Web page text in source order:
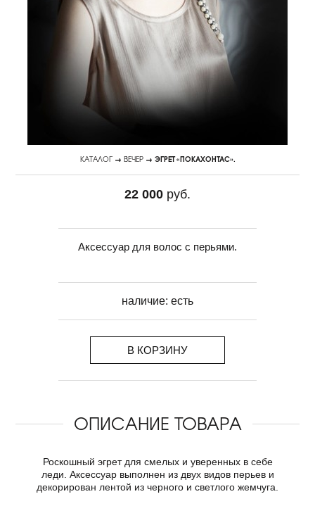
КАТАЛОГ→ ВЕЧЕР→ ЭГРЕТ «ПОКАХОНТАС».
Аксессуар для волос с перьями.
наличие: есть
22 000руб.
В КОРЗИНУ
ОПИСАНИЕ ТОВАРА
Роскошный эгрет для смелых и уверенных в себе
леди. Аксессуар выполнен из двух видов перьев и
декорирован лентой из черного и светлого жемчуга.